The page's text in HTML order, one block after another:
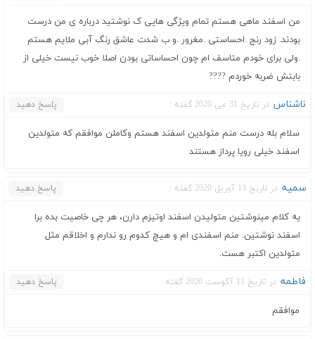
من اسفند ماهی هستم تمام ویژگی هایی ک نوشتید درباره ی من درست
بودند. زود رنج .احساستی .مغرور .و ب شدت عاشق رنگ‌ آبی ملایم هستم
.ولی برای خودم متاسف ام چون احساساتی بودن اصلا خوب نیست خیلی از
بابتش ضربه خوردم ????
ناشناس در تاریخ 31 می 2020 گفته : پاسخ دهید
سلام بله درست منم متولدین اسفند هستم وکاملن موافقم که متولدین
اسفند خیلی رویا پرداز هستند
سمیه در تاریخ 13 آوریل 2020 گفته : پاسخ دهید
یه کلام مینوشتین متولیدن اسفند اوتیزم دارن، هر چی خاصیت بده برا
اسفند نوشتین. منم اسفندی ام و هیچ کدوم رو ندارم و اخلاقم مثل
متولدین اکتبر هست.
فاطمه در تاریخ 11 آگوست 2020 گفته : پاسخ دهید
موافقم